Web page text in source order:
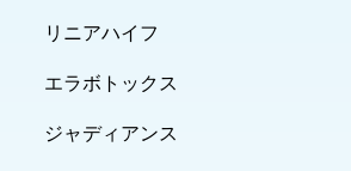
リニアハイフ
エラボトックス
ジャディアンス